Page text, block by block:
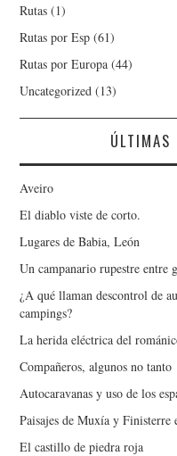
Rutas (1)
Rutas por Esp (61)
Rutas por Europa (44)
Uncategorized (13)
ÚLTIMAS
Aveiro
El diablo viste de corto.
Lugares de Babia, León
Un campanario rupestre entre
¿A qué llaman descontrol de
campings?
La herida eléctrica del
Compañeros, algunos no tanto
Autocaravanas y uso de los
Paisajes de Muxía y Finisterre
El castillo de piedra roja